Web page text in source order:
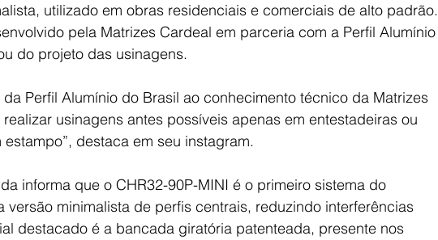
utilizado em obras residenciais e comerciais de alto padrão.
pela Matrizes Cardeal em parceria com a Perfil Alumínio
do projeto das usinagens.
Perfil Alumínio do Brasil ao conhecimento técnico da Matrizes
usinagens antes possíveis apenas em entestadeiras ou
destaca em seu instagram.
informa que o CHR32-90P-MINI é o primeiro sistema do
versão minimalista de perfis centrais, reduzindo interferências
destacado é a bancada giratória patenteada, presente nos